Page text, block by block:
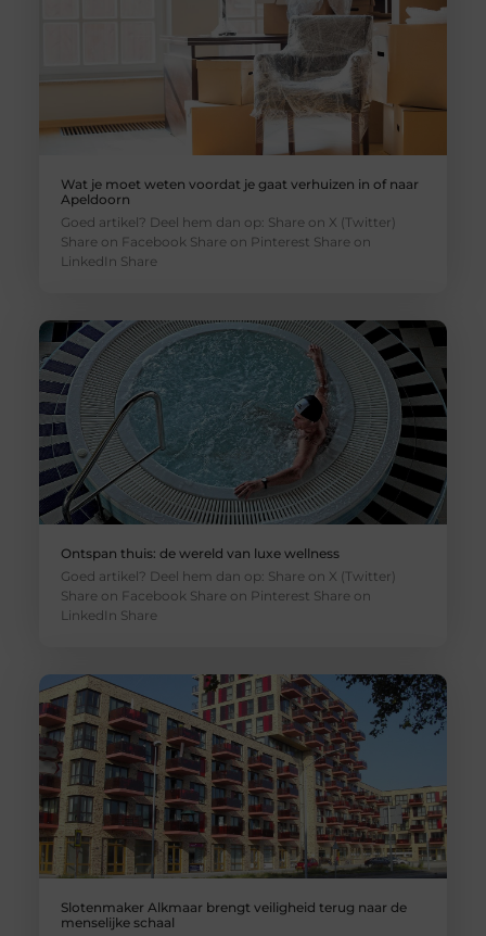
Wat je moet weten voordat je gaat verhuizen in of naar
Apeldoorn
Goed artikel? Deel hem dan op: Share on X (Twitter)
Share on Facebook Share on Pinterest Share on
LinkedIn Share
Ontspan thuis: de wereld van luxe wellness
Goed artikel? Deel hem dan op: Share on X (Twitter)
Share on Facebook Share on Pinterest Share on
LinkedIn Share
Slotenmaker Alkmaar brengt veiligheid terug naar de
menselijke schaal